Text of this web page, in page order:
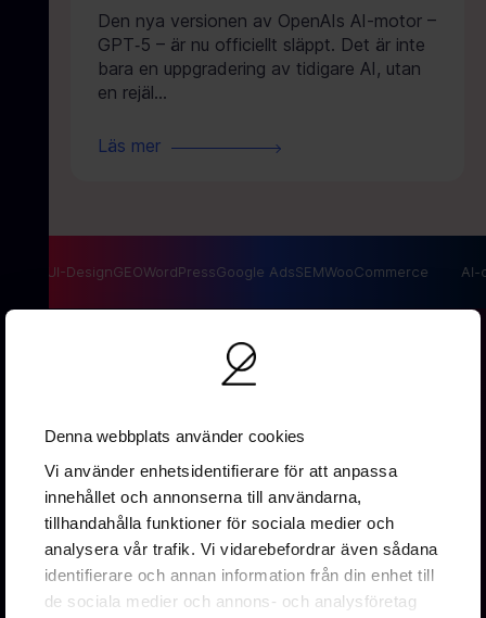
Denna webbplats använder cookies
Vi använder enhetsidentifierare för att anpassa
innehållet och annonserna till användarna,
tillhandahålla funktioner för sociala medier och
analysera vår trafik. Vi vidarebefordrar även sådana
identifierare och annan information från din enhet till
de sociala medier och annons- och analysföretag
Den nya versionen av OpenAIs AI-motor –
GPT‑5 – är nu officiellt släppt. Det är inte
bara en uppgradering av tidigare AI, utan
en rejäl…
Läs mer
UX/UI-DesignGEOWordPressGoogle AdsSEMWooCommerce AI-
Vallgatan 19B
411 16 Göteborg
0737 16 67 88